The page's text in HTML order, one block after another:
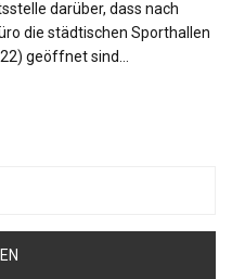
darüber, dass nach
die städtischen Sporthallen
geöffnet sind…